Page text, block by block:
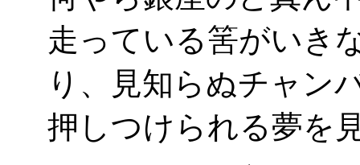
走っている筈がいき
り、見知らぬチャン
押しつけられる夢を